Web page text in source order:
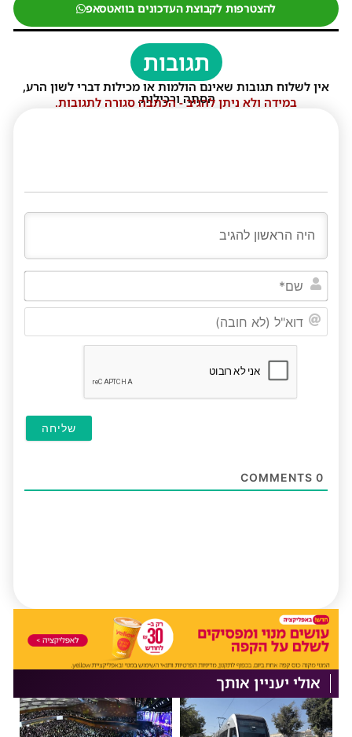
להצטרפות לקבוצת העדכונים בוואטסאפ
תגובות
אין לשלוח תגובות שאינם הולמות או מכילות דברי לשון הרע,
הסתה ורכילות.
במידה ולא ניתן להגיב - הכתבה סגורה לתגובות.
0
אולי יעניין אותך